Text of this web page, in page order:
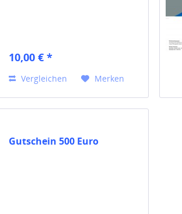
10,00 € *
Vergleichen Merken
Gutschein 500 Euro